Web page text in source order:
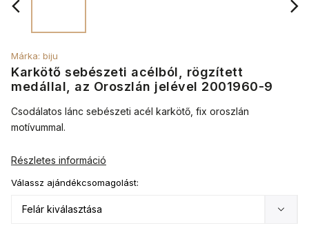
Karkötő sebészeti acélból, rögzített
medállal, az Oroszlán jelével 2001960-9
Márka: biju
Válassz ajándékcsomagolást:
Csodálatos lánc sebészeti acél karkötő, fix oroszlán
motívummal.
Részletes információ